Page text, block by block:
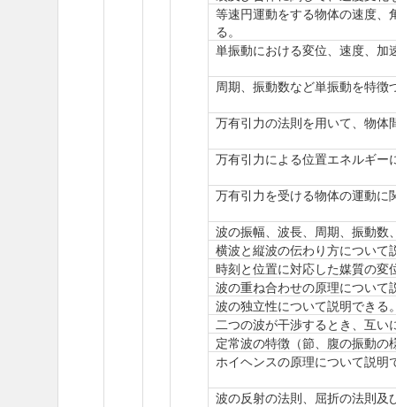
等速円運動をする物体の速度、
る。
単振動における変位、速度、加
周期、振動数など単振動を特
万有引力の法則を用いて、物体
万有引力による位置エネルギー
万有引力を受ける物体の運動に
波の振幅、波長、周期、振動数
横波と縦波の伝わり方について
時刻と位置に対応した媒質の変
波の重ね合わせの原理について
波の独立性について説明できる
二つの波が干渉するとき、互い
定常波の特徴（節、腹の振動
ホイヘンスの原理について説明
波の反射の法則、屈折の法則及